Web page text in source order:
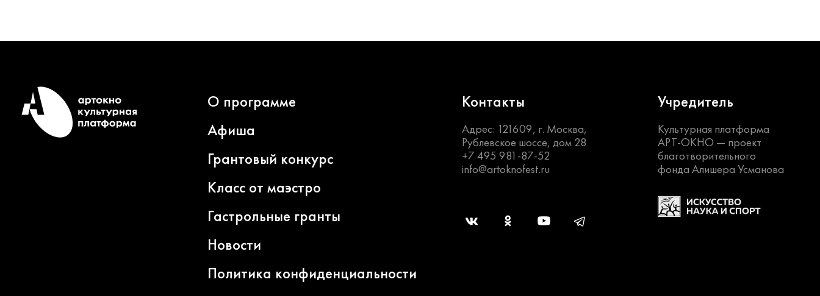
О программе
Афиша
Грантовый конкурс
Класс от маэстро
Гастрольные гранты
Новости
Политика конфиденциальности
Контакты
Адрес: 121609, г. Москва,
Рублевское шоссе, дом 28
+7 495 981-87-52
info@artoknofest.ru
Учредитель
Культурная платформа
АРТ-ОКНО — проект
благотворительного
фонда Алишера Усманова